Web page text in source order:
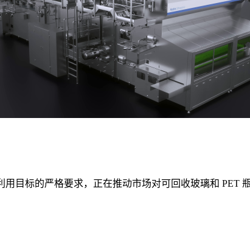
目标的严格要求，正在推动市场对可回收玻璃和 PET